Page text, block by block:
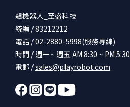
飆機器人_至盛科技
統編 / 83212212
電話 / 02-2880-5998(服務專線)
時間 / 週一 ~ 週五 AM 8:30 ~ PM 5:30
電郵 /sales@playrobot.com